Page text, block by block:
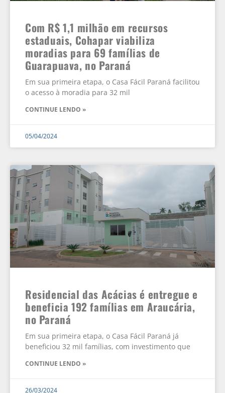
Com R$ 1,1 milhão em recursos
estaduais, Cohapar viabiliza
moradias para 69 famílias de
Guarapuava, no Paraná
Em sua primeira etapa, o Casa Fácil Paraná facilitou
o acesso à moradia para 32 mil
CONTINUE LENDO »
05/04/2024
Residencial das Acácias é entregue e
beneficia 192 famílias em Araucária,
no Paraná
Em sua primeira etapa, o Casa Fácil Paraná já
beneficiou 32 mil famílias, com investimento que
CONTINUE LENDO »
26/03/2024